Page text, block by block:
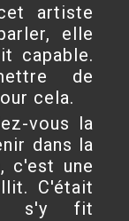
artiste
elle
capable.
de
cela.
vous la
dans la
c'est une
C'était
s'y fit